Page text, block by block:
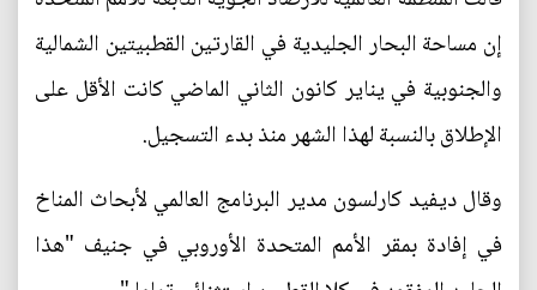
إن مساحة البحار الجليدية في القارتين القطبيتين الشمالية
والجنوبية في يناير كانون الثاني الماضي كانت الأقل على
الإطلاق بالنسبة لهذا الشهر منذ بدء التسجيل.
وقال ديفيد كارلسون مدير البرنامج العالمي لأبحاث المناخ
في إفادة بمقر الأمم المتحدة الأوروبي في جنيف "هذا